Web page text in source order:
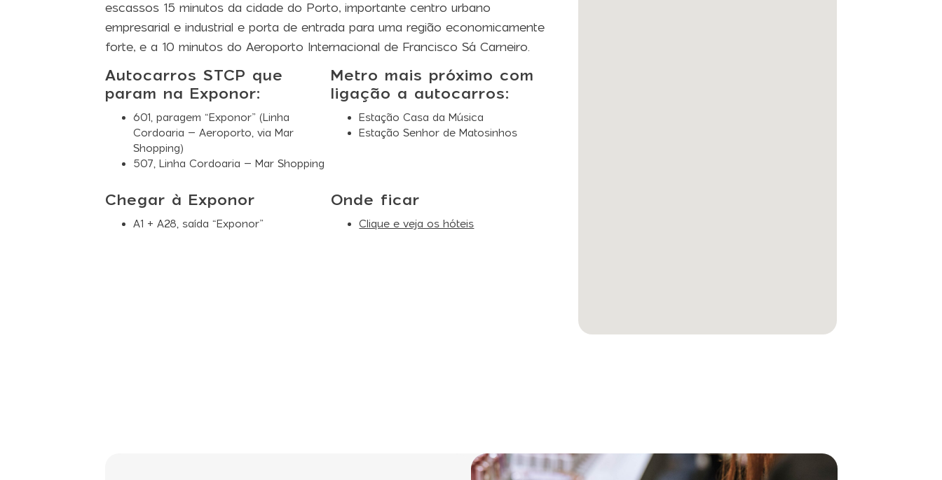
escassos 15 minutos da cidade do Porto, importante centro urbano
empresarial e industrial e porta de entrada para uma região economicamente
forte, e a 10 minutos do Aeroporto Internacional de Francisco Sá Carneiro.
Autocarros STCP que
param na Exponor:
601, paragem “Exponor” (Linha
Cordoaria – Aeroporto, via Mar
Shopping)
507, Linha Cordoaria – Mar Shopping
Metro mais próximo com
ligação a autocarros:
Estação Casa da Música
Estação Senhor de Matosinhos
Chegar à Exponor
A1 + A28, saída “Exponor”
Onde ficar
Clique e veja os hóteis